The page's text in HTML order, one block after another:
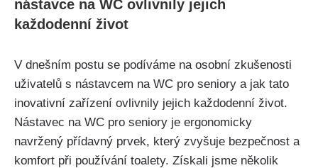
nástavce na WC ovlivnily jejich
každodenní život
V dnešním postu se podíváme na osobní zkušenosti
uživatelů s nástavcem na WC pro seniory a jak tato
inovativní zařízení ovlivnily jejich každodenní život.
Nástavec na WC pro seniory je ergonomicky
navržený přídavný prvek, který zvyšuje bezpečnost a
komfort při používání toalety. Získali jsme několik